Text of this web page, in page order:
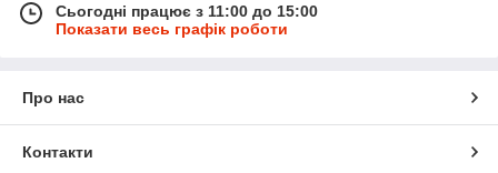
Сьогодні працює з 11:00 до 15:00
Показати весь графік роботи
Про нас
Контакти